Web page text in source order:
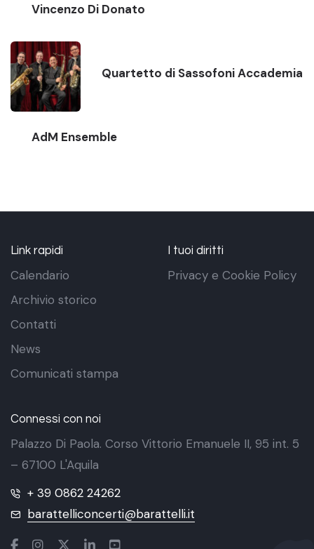
Vincenzo Di Donato
Quartetto di Sassofoni Accademia
AdM Ensemble
Link rapidi
Calendario
Archivio storico
Contatti
News
Comunicati stampa
I tuoi diritti
Privacy e Cookie Policy
Connessi con noi
Palazzo Di Paola. Corso Vittorio Emanuele II, 95 int. 5
– 67100 L'Aquila
+ 39 0862 24262
barattelliconcerti@barattelli.it